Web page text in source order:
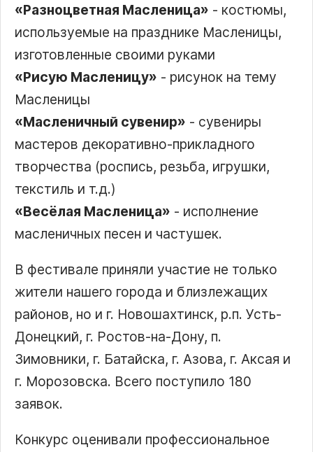
«Разноцветная Масленица» - костюмы,
используемые на празднике Масленицы,
изготовленные своими руками
«Рисую Масленицу» - рисунок на тему
Масленицы
«Масленичный сувенир» - сувениры
мастеров декоративно-прикладного
творчества (роспись, резьба, игрушки,
текстиль и т.д.)
«Весёлая Масленица» - исполнение
масленичных песен и частушек.
В фестивале приняли участие не только
жители нашего города и близлежащих
районов, но и г. Новошахтинск, р.п. Усть-
Донецкий, г. Ростов-на-Дону, п.
Зимовники, г. Батайска, г. Азова, г. Аксая и
г. Морозовска. Всего поступило 180
заявок.
Конкурс оценивали профессиональное